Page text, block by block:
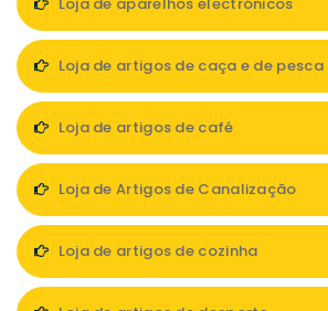
Loja de artigos de caça e de pesca
Loja de artigos de café
Loja de Artigos de Canalização
Loja de artigos de cozinha